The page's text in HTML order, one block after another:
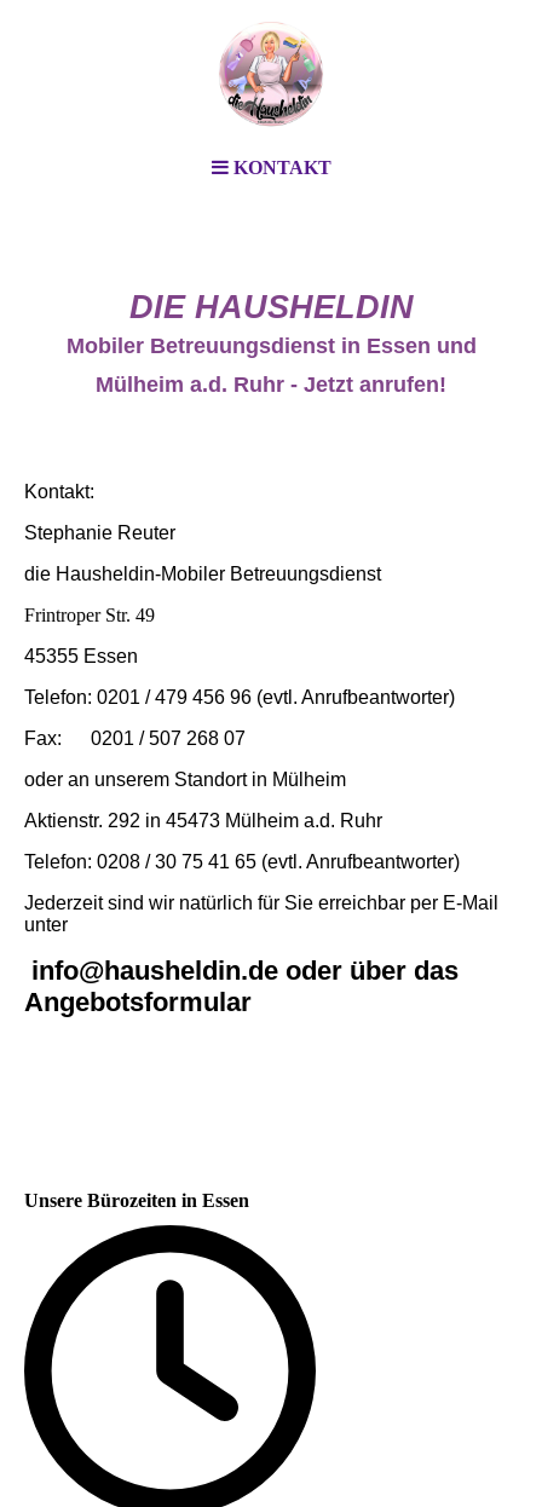
KONTAKT
DIE HAUSHELDIN
Mobiler Betreuungsdienst in Essen und
Mülheim a.d. Ruhr - Jetzt anrufen!
Kontakt:
Stephanie Reuter
die Hausheldin-Mobiler Betreuungsdienst
Frintroper Str. 49
45355 Essen
Telefon: 0201 / 479 456 96 (evtl. Anrufbeantworter)
Fax: 0201 / 507 268 07
oder an unserem Standort in Mülheim
Aktienstr. 292 in 45473 Mülheim a.d. Ruhr
Telefon: 0208 / 30 75 41 65 (evtl. Anrufbeantworter)
Jederzeit sind wir natürlich für Sie erreichbar per E-Mail
unter
info@hausheldin.de oder über das
Angebotsformular
Unsere Bürozeiten in Essen